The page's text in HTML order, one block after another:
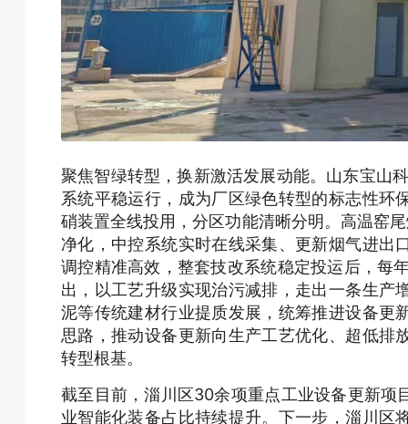
聚焦智绿转型，换新激活发展动能。山东宝山
系统平稳运行，成为厂区绿色转型的标志性环
硝装置全线投用，分区功能清晰分明。高温窑
净化，中控系统实时在线采集、更新烟气进出
调控精准高效，整套技改系统稳定投运后，每
出，以工艺升级实现治污减排，走出一条生产
泥等传统建材行业提质发展，统筹推进设备更
思路，推动设备更新向生产工艺优化、超低排
转型根基。
截至目前，淄川区30余项重点工业设备更新项
业智能化装备占比持续提升。下一步，淄川区